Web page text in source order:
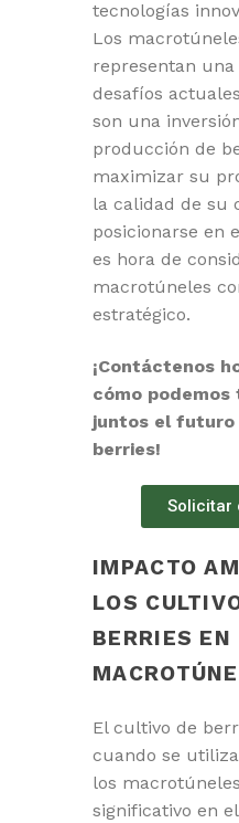
tecnologías
Los
representan
desafíos
son una
producción de
maximizar su
la calidad de su
posicionarse en
es hora de
macrotúneles
estratégico.
¡Contáctenos
cómo
juntos el futuro
berries!
Solicitar
IMPACTO
LOS
BERRIES EN
El cultivo de
cuando se
los
significativo en